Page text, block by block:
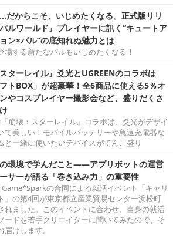
だからこそ、いじめたくなる。正式版リリ
ルワールド』プレイヤーに訊く“キュートア
ン×パル”の底知れぬ魅力とは
場する新たなパルもいじめたくなる！
スターレイル』爻光とUGREENのコラボは
フトBOX」が超豪華！全6商品に使える5％オ
やコスプレイヤー撮影会など、盛りだくさ
『崩壊：スターレイル』コラボは、爻光がデザイ
て美しい！モバイルバッテリーや急速充電器な
と一緒に使いたいデバイスがてんこ盛り
環境で学んだこと――アプリボットの運営
サーが語る「巻き込み力」の重要性
の合同による就活イベント「キャリ
」の第4回が東京都立産業貿易センター浜松町
れました。このイベントに合わせ、自身の就活
ードを若手クリエイターに聞いてみたので、そ
けします。